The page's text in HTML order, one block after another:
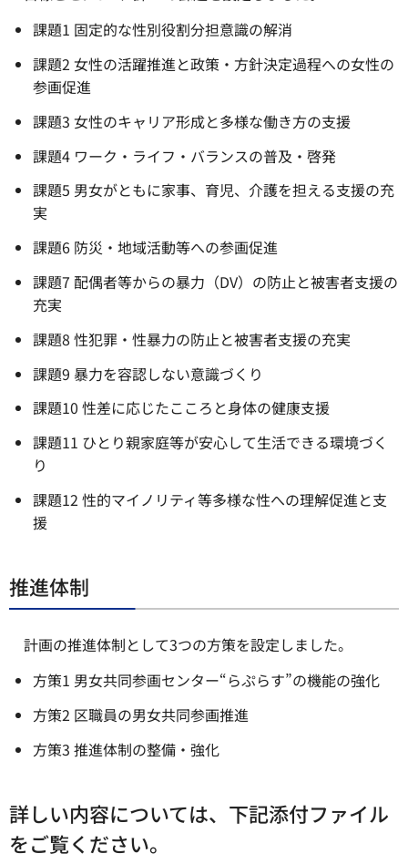
課題1 固定的な性別役割分担意識の解消
課題2 女性の活躍推進と政策・方針決定過程への女性の
参画促進
課題3 女性のキャリア形成と多様な働き方の支援
課題4 ワーク・ライフ・バランスの普及・啓発
課題5 男女がともに家事、育児、介護を担える支援の充
実
課題6 防災・地域活動等への参画促進
課題7 配偶者等からの暴力（DV）の防止と被害者支援の
充実
課題8 性犯罪・性暴力の防止と被害者支援の充実
課題9 暴力を容認しない意識づくり
課題10 性差に応じたこころと身体の健康支援
課題11 ひとり親家庭等が安心して生活できる環境づく
り
課題12 性的マイノリティ等多様な性への理解促進と支
援
推進体制
計画の推進体制として3つの方策を設定しました。
方策1 男女共同参画センター“らぷらす”の機能の強化
方策2 区職員の男女共同参画推進
方策3 推進体制の整備・強化
詳しい内容については、下記添付ファイル
をご覧ください。